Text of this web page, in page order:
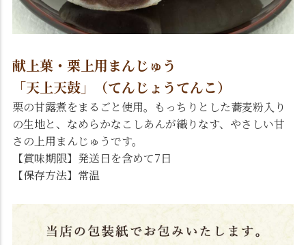
献上菓・栗上用まんじゅう
「天上天鼓」（てんじょうてんこ）
栗の甘露煮をまるごと使用。もっちりとした蕎麦粉入り
の生地と、なめらかなこしあんが織りなす、やさしい甘
さの上用まんじゅうです。
【賞味期限】発送日を含めて7日
【保存方法】常温